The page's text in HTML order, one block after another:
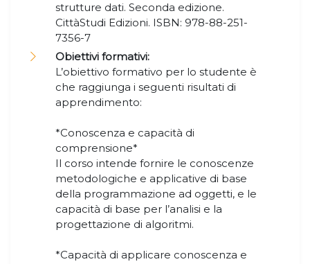
strutture dati. Seconda edizione.
CittàStudi Edizioni. ISBN: 978-88-251-
7356-7
Obiettivi formativi:
L’obiettivo formativo per lo studente è
che raggiunga i seguenti risultati di
apprendimento:
*Conoscenza e capacità di
comprensione*
Il corso intende fornire le conoscenze
metodologiche e applicative di base
della programmazione ad oggetti, e le
capacità di base per l’analisi e la
progettazione di algoritmi.
*Capacità di applicare conoscenza e